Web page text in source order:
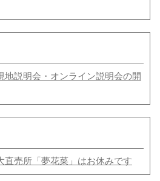
説明会・オンライン説明会の開
直売所「夢花菜」はお休みです